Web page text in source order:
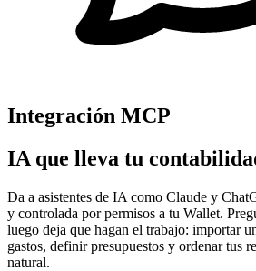
Integración MCP
IA que lleva tu
Da a asistentes de IA como Claude y
y controlada por permisos a tu Wallet.
luego deja que hagan el trabajo: importar
gastos, definir presupuestos y ordenar tus
natural.